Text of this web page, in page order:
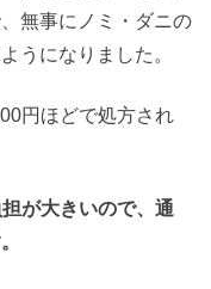
無事にノミ・ダニの
うになりました。
円ほどで処方され
が大きいので、通